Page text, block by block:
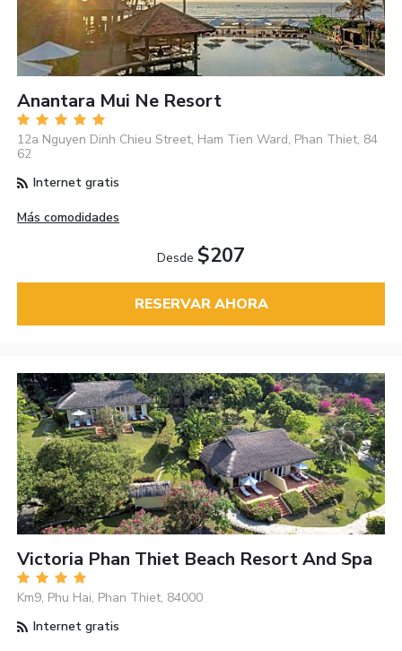
Anantara Mui Ne Resort
12a Nguyen Dinh Chieu Street, Ham Tien Ward, Phan Thiet, 84
62
Internet gratis
Más comodidades
Desde $207
RESERVAR AHORA
Victoria Phan Thiet Beach Resort And Spa
Km9, Phu Hai, Phan Thiet, 84000
Internet gratis